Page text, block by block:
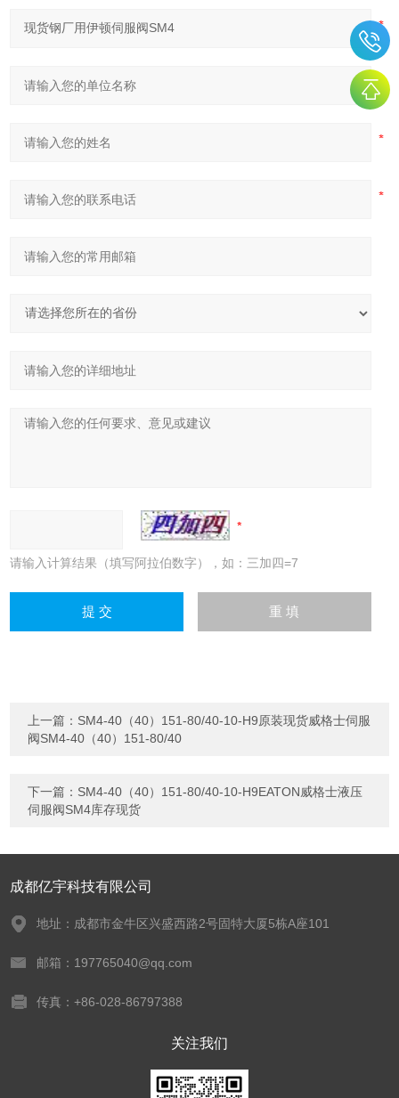
请输入计算结果（填写阿拉伯数字），如：三加四=7
上一篇： SM4-40（40）151-80/40-10-H9原装现货威格士伺服
阀SM4-40（40）151-80/40
下一篇： SM4-40（40）151-80/40-10-H9EATON威格士液压
伺服阀SM4库存现货
成都亿宇科技有限公司
地址：成都市金牛区兴盛西路2号固特大厦5栋A座101
邮箱：197765040@qq.com
传真：+86-028-86797388
关注我们